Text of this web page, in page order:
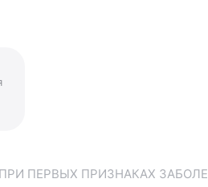
ПЕРВЫХ ПРИЗНАКАХ